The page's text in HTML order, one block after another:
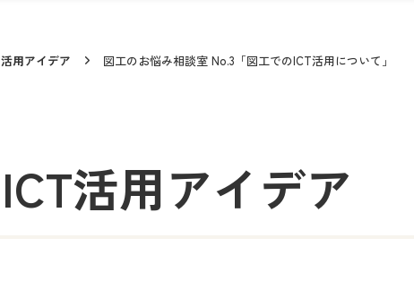
用アイデア 図工のお悩み相談室 No.3「図工でのICT活用について」
活用アイデア